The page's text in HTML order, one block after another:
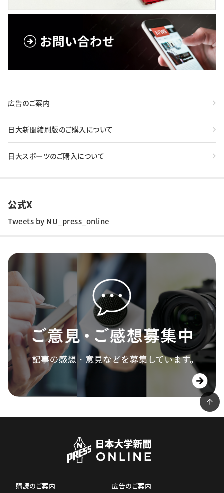
広告のご案内
日大新聞縮刷版のご購入について
日大スポーツのご購入について
公式X
Tweets by NU_press_online
購読のご案内 広告のご案内